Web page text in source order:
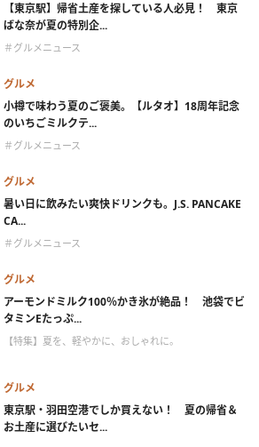
【東京駅】帰省土産を探している人必見！ 東京
ばな奈が夏の特別企...
＃グルメニュース
グルメ
小樽で味わう夏のご褒美。【ルタオ】18周年記念
のいちごミルクテ...
＃グルメニュース
グルメ
暑い日に飲みたい爽快ドリンクも。J.S. PANCAKE
CA...
＃グルメニュース
グルメ
アーモンドミルク100％かき氷が絶品！ 池袋でビ
タミンEたっぷ...
【特集】夏を、軽やかに、おしゃれに。
グルメ
東京駅・羽田空港でしか買えない！ 夏の帰省＆
お土産に選びたいセ...